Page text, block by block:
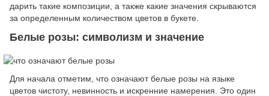
дарить такие композиции, а также какие значения скрываются
за определенным количеством цветов в букете.
Белые розы: символизм и значение
Для начала отметим, что означают белые розы на языке
цветов чистоту, невинность и искренние намерения. Это один